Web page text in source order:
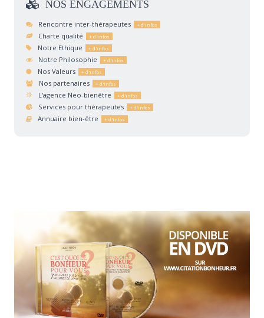
NOS ENGAGEMENTS
Rencontre inter-thérapeutes
Charte qualité
Notre Ethique
Notre Philosophie
Nos Valeurs
Nos partenaires
L'agence Neo-bienêtre
Services pour thérapeutes
Annuaire bien-être